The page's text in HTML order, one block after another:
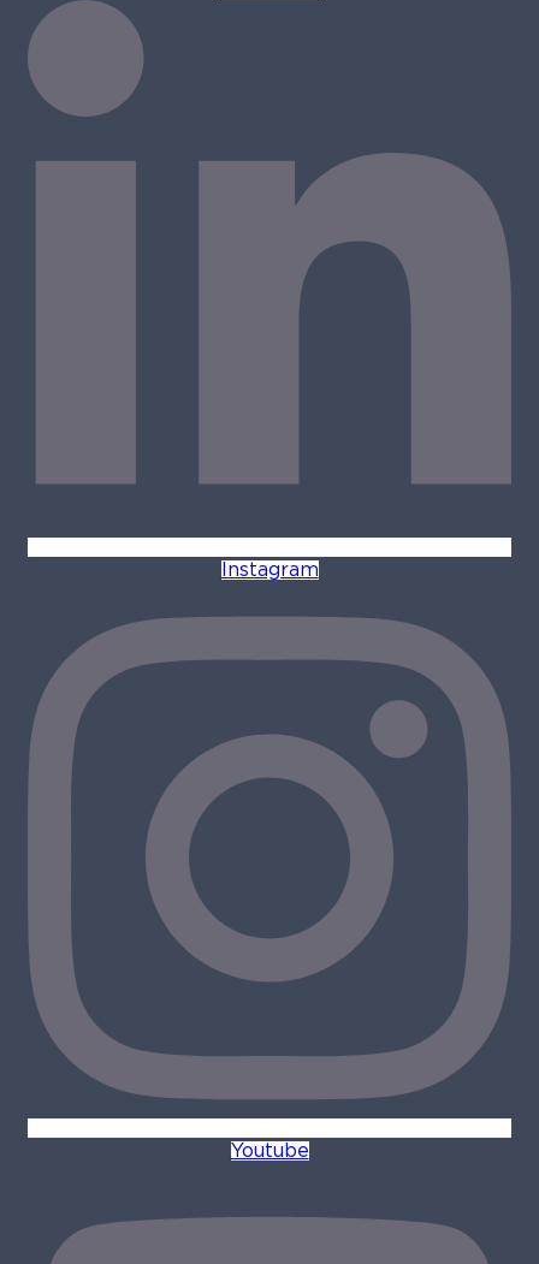
Instagram
Youtube